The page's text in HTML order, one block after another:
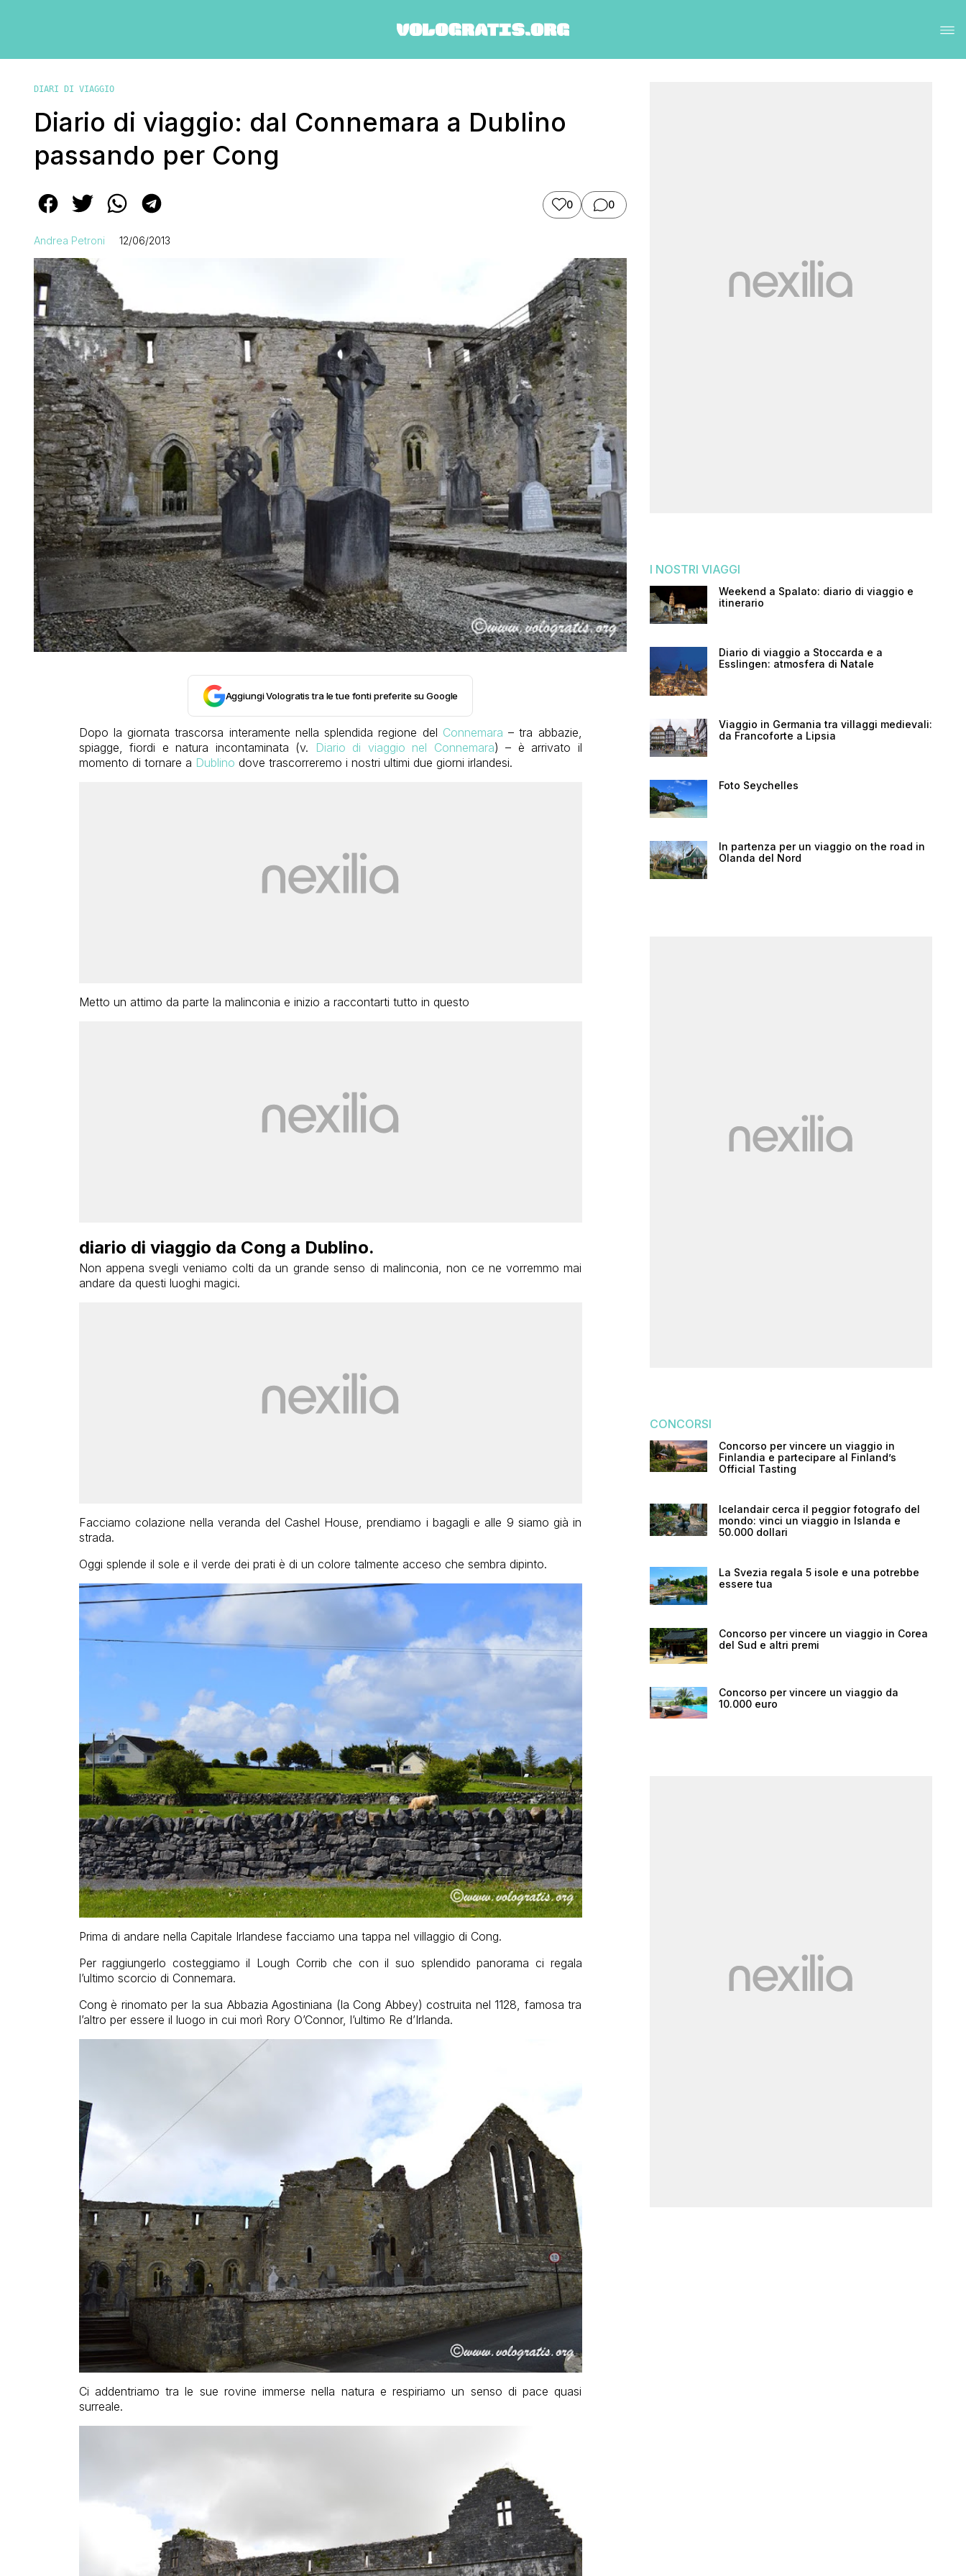
DIARI DI VIAGGIO
Diario di viaggio: dal Connemara a Dublino
passando per Cong
0 0
Andrea Petroni 12/06/2013
Aggiungi Vologratis tra le tue fonti preferite su Google
Dopo la giornata trascorsa interamente nella splendida regione del Connemara – tra abbazie,
spiagge, fiordi e natura incontaminata (v.
Diario di viaggio nel Connemara) – è arrivato il
momento di tornare a Dublino dove trascorreremo i nostri ultimi due giorni irlandesi.
Metto un attimo da parte la malinconia e inizio a raccontarti tutto in questo
diario di viaggio da Cong a Dublino.
Non appena svegli veniamo colti da un grande senso di malinconia, non ce ne vorremmo mai
andare da questi luoghi magici.
Facciamo colazione nella veranda del Cashel House, prendiamo i bagagli e alle 9 siamo già in
strada.
Oggi splende il sole e il verde dei prati è di un colore talmente acceso che sembra dipinto.
Prima di andare nella Capitale Irlandese facciamo una tappa nel villaggio di Cong.
Per raggiungerlo costeggiamo il Lough Corrib che con il suo splendido panorama ci regala
l’ultimo scorcio di Connemara.
Cong è rinomato per la sua Abbazia Agostiniana (la Cong Abbey) costruita nel 1128, famosa tra
l’altro per essere il luogo in cui morì Rory O’Connor, l’ultimo Re d’Irlanda.
Ci addentriamo tra le sue rovine immerse nella natura e respiriamo un senso di pace quasi
surreale.
I NOSTRI VIAGGI
Weekend a Spalato: diario di viaggio e
itinerario
Diario di viaggio a Stoccarda e a
Esslingen: atmosfera di Natale
Viaggio in Germania tra villaggi medievali:
da Francoforte a Lipsia
Foto Seychelles
In partenza per un viaggio on the road in
Olanda del Nord
CONCORSI
Concorso per vincere un viaggio in
Finlandia e partecipare al Finland’s
Official Tasting
Icelandair cerca il peggior fotografo del
mondo: vinci un viaggio in Islanda e
50.000 dollari
La Svezia regala 5 isole e una potrebbe
essere tua
Concorso per vincere un viaggio in Corea
del Sud e altri premi
Concorso per vincere un viaggio da
10.000 euro